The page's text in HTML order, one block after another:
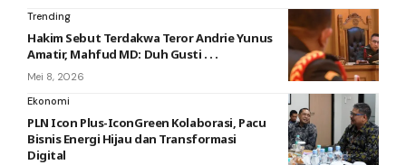
Trending
Hakim Sebut Terdakwa Teror Andrie Yunus
Amatir, Mahfud MD: Duh Gusti . . .
Mei 8, 2026
Ekonomi
PLN Icon Plus-IconGreen Kolaborasi, Pacu
Bisnis Energi Hijau dan Transformasi
Digital